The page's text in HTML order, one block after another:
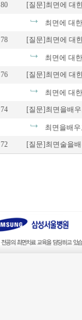
80
[질문]최면에 대
최면에 대
78
[질문]최면에 대
최면에 대
76
[질문]최면에 대
최면에 대
74
[질문]최면을배
최면을배우
72
[질문]최면술을